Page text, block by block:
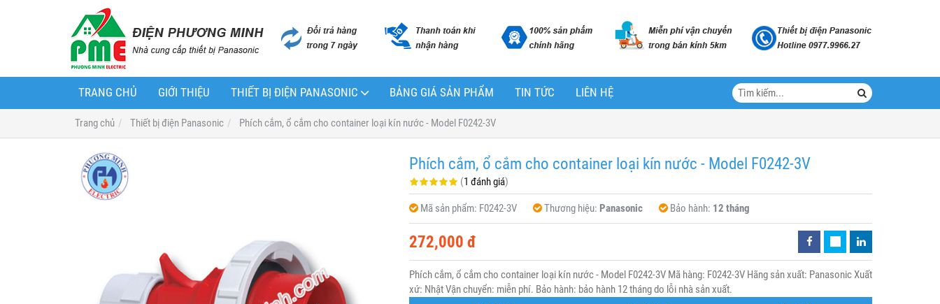
TRANG CHỦ GIỚI THIỆU THIẾT BỊ ĐIỆN PANASONIC BẢNG GIÁ SẢN PHẨM TIN TỨC LIÊN HỆ
Trang chủ Thiết bị điện Panasonic Phích cắm, ổ cắm cho container loại kín nước - Model F0242-3V
Phích cắm, ổ cắm cho container loại kín nước - Model F0242-3V
(1 đánh giá)
Mã sản phẩm: F0242-3V Thương hiệu: Panasonic Bảo hành: 12 tháng
272,000 đ
Phích cắm, ổ cắm cho container loại kín nước - Model F0242-3V Mã hàng: F0242-3V Hãng sản xuất: Panasonic Xuất
xứ: Nhật Vận chuyển: miễn phí. Bảo hành: bảo hành 12 tháng do lỗi nhà sản xuất.